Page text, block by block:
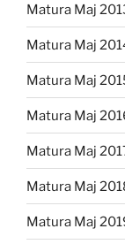
Matura Maj
Matura Maj
Matura Maj
Matura Maj
Matura Maj
Matura Maj
Matura Maj